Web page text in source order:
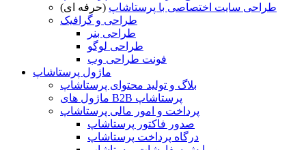
طراحی سایت اختصاصی با پرستاشاپ (حرفه ای)
طراحی و گرافیک
طراحی بنر
طراحی لوگو
فونت طراحی وب
ماژول پرستاشاپ
بلاگ و تولید محتوای پرستاشاپ
ماژول های B2B پرستاشاپ
پرداخت و امور مالی پرستاشاپ
صدور فاکتور پرستاشاپ
درگاه پرداخت پرستاشاپ